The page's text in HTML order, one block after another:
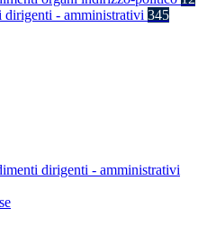
dirigenti - amministrativi 345
dirigenti - amministrativi